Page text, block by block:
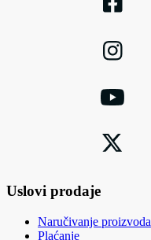
Uslovi prodaje
Naručivanje proizvoda
Plaćanje